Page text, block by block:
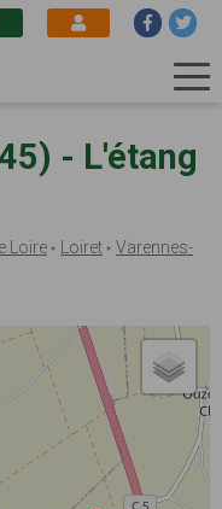
- L'étang
Loire Loiret
Varennes-